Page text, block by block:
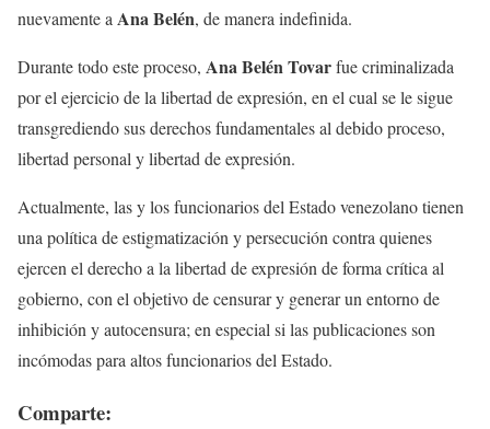
nuevamente a Ana Belén, de manera indefinida.
Durante todo este proceso, Ana Belén Tovarfue criminalizada
por el ejercicio de la libertad de expresión, en el cual se le sigue
transgrediendo sus derechos fundamentales al debido proceso,
libertad personal y libertad de expresión.
Actualmente, las y los funcionarios del Estado venezolano tienen
una política de estigmatización y persecución contra quienes
ejercen el derecho a la libertad de expresión de forma crítica al
gobierno, con el objetivo de censurar y generar un entorno de
inhibición y autocensura; en especial si las publicaciones son
incómodas para altos funcionarios del Estado.
Comparte: